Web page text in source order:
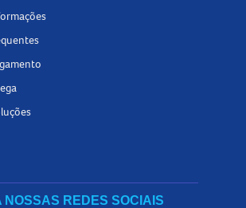
NOSSAS REDES SOCIAIS